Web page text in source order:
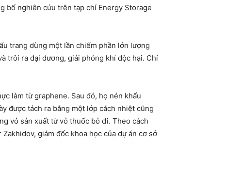
bố nghiên cứu trên tạp chí Energy Storage
trang dùng một lần chiếm phần lớn lượng
trôi ra đại dương, giải phóng khí độc hại. Chỉ
làm từ graphene. Sau đó, họ nén khẩu
được tách ra bằng một lớp cách nhiệt cũng
vỏ sản xuất từ vỏ thuốc bỏ đi. Theo cách
giám đốc khoa học của dự án cơ sở